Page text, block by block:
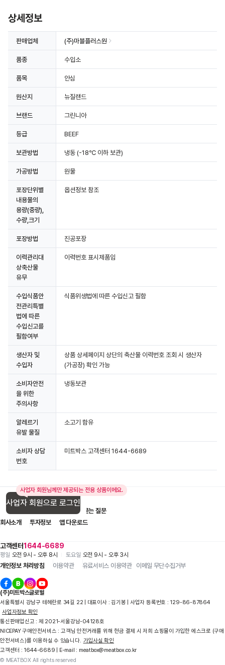
상세정보
판매업체 (주)마블플러스원
품종 수입소
품목 안심
원산지 뉴질랜드
브랜드 그린니아
등급 BEEF
보관방법 냉동 (-18℃ 이하 보관)
가공방법 원물
포장단위별
내용물의
용량(중량),
수량,크기
옵션정보 참조
포장방법 진공포장
이력관리대
상축산물
유무
이력번호 표시제품임
수입식품안
전관리특별
법에 따른
수입신고를
필함여부
식품위생법에 따른 수입신고 필함
생산자 및
수입자
상품 상세페이지 상단의 축산물 이력번호 조회 시 생산자
(가공장) 확인 가능
소비자안전
을 위한
주의사항
냉동보관
알레르기
유발 물질
소고기 함유
소비자 상담
번호
미트박스 고객센터 1644-6689
사업자 회원님께만 제공되는 전용 상품이에요.
사업자 회원으로 로그인
고객센터1644-6689
평일 오전 9시 - 오후 8시 토요일 오전 9시 - 오후 3시
입점 제휴 문의
자주 묻는 질문
회사소개
투자정보 앱 다운로드
개인정보 처리방침 이용약관 유료서비스 이용약관 이메일 무단수집거부
(주)미트박스글로벌
서울특별시 강남구 테헤란로 34길 22 | 대표이사 : 김기봉 | 사업자 등록번호 : 129-86-87864
사업자정보 확인
통신판매업신고 : 제 2021-서울강남-04128호
NICEPAY 구매안전서비스 : 고객님 안전거래를 위해 현금 결제 시 저희 쇼핑몰이 가입한 에스크로 (구매
안전서비스)를 이용하실 수 있습니다. 가입사실 확인
고객센터 : 1644-6689 | E-mail : meatbox@meatbox.co.kr
© MEATBOX All rights reserved